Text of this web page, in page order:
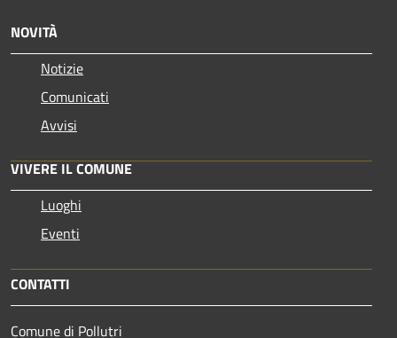
NOVITÀ
Notizie
Comunicati
Avvisi
VIVERE IL COMUNE
Luoghi
Eventi
CONTATTI
Comune di Pollutri